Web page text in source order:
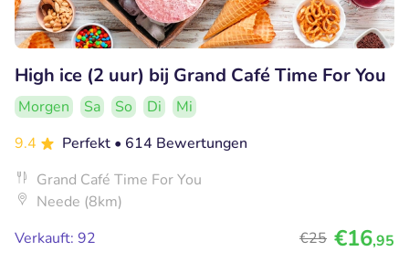
High ice (2 uur) bij Grand Café Time For You
Morgen Sa So Di
Mi
9.4
Perfekt • 614 Bewertungen
Grand Café Time For You
Neede (8km)
Verkauft: 92
€25 €16,95